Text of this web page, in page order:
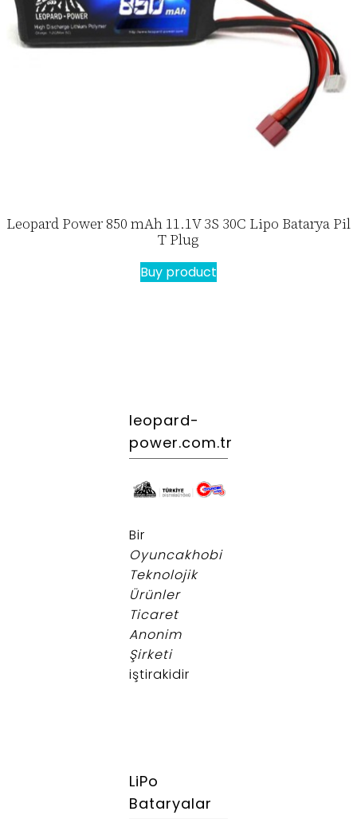
Leopard Power 850 mAh 11.1V 3S 30C Lipo Batarya Pil
T Plug
Buy product
leopard-
power.com.tr
Bir
Oyuncakhobi
Teknolojik
Ürünler
Ticaret
Anonim
Şirketi
iştirakidir
LiPo
Bataryalar